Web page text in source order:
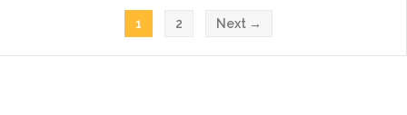
1 2 Next →